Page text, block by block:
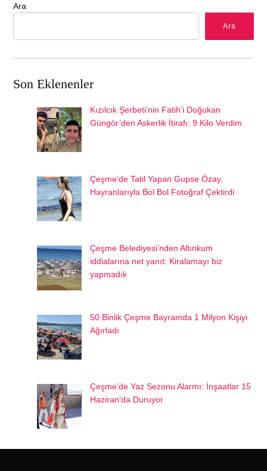
Ara
Ara
Son Eklenenler
Kızılcık Şerbeti’nin Fatih’i Doğukan
Güngör’den Askerlik İtirafı: 9 Kilo Verdim
Çeşme’de Tatil Yapan Gupse Özay,
Hayranlarıyla Bol Bol Fotoğraf Çektirdi
Çeşme Belediyesi’nden Altınkum
iddialarına net yanıt: Kiralamayı biz
yapmadık
50 Binlik Çeşme Bayramda 1 Milyon Kişiyi
Ağırladı
Çeşme’de Yaz Sezonu Alarmı: İnşaatlar 15
Haziran’da Duruyor